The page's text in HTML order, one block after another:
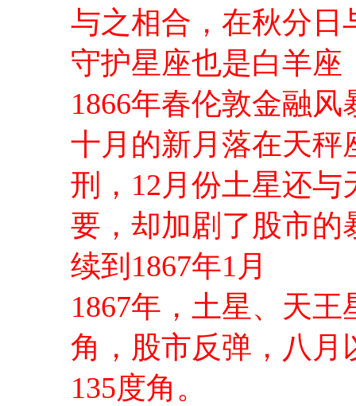
与之相合，在秋分日
守护星座也是白羊座
1866年春伦敦金融
十月的新月落在天秤
刑，12月份土星还与
要，却加剧了股市的
续到1867年1月
1867年，土星、天
角，股市反弹，八月
135度角。